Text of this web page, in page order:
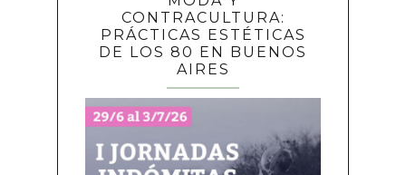
CONTRACULTURA:
PRÁCTICAS ESTÉTICAS
DE LOS 80 EN BUENOS
AIRES